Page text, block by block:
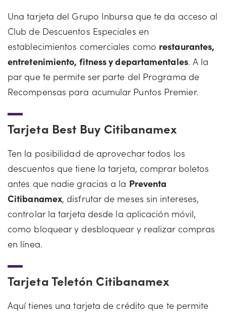
Una tarjeta del Grupo Inbursa que te da acceso al
Club de Descuentos Especiales en
establecimientos comerciales como restaurantes,
entretenimiento, fitness y departamentales. A la
par que te permite ser parte del Programa de
Recompensas para acumular Puntos Premier.
Tarjeta Best Buy Citibanamex
Ten la posibilidad de aprovechar todos los
descuentos que tiene la tarjeta, comprar boletos
antes que nadie gracias a la Preventa
Citibanamex, disfrutar de meses sin intereses,
controlar la tarjeta desde la aplicación móvil,
como bloquear y desbloquear y realizar compras
en línea.
Tarjeta Teletón Citibanamex
Aquí tienes una tarjeta de crédito que te permite